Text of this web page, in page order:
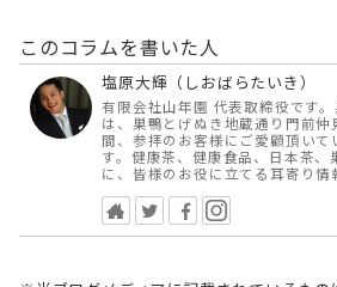
このコラムを書いた人
塩原大輝（しおばらたいき）
有限会社山年園 代表取締役です
は、巣鴨とげぬき地蔵通り門前仲
間、参拝のお客様にご愛顧頂いて
す。健康茶、健康食品、日本茶、
に、皆様のお役に立てる耳寄り情